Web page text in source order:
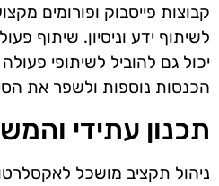
קבוצות פייסבוק ופורומים
לשיתוף ידע וניסיון. שיתוף
יכול גם להוביל לשיתופי
הכנסות נוספות ולשפר את
תכנון עתידי
ניהול תקציב מושכל